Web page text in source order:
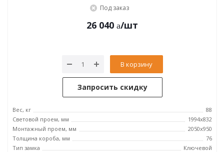
Под заказ
26 040 /шт
В корзину
Запросить скидку
Вес, кг
88
Световой проем, мм
1994x832
Монтажный проем, мм
2050x950
Толщина короба, мм
76
Тип замка
Ключевой